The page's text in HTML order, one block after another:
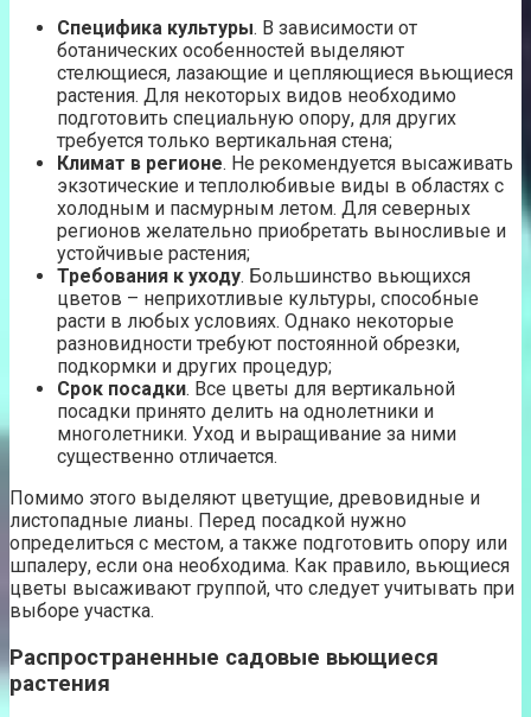
Специфика культуры. В зависимости от
ботанических особенностей выделяют
стелющиеся, лазающие и цепляющиеся вьющиеся
растения. Для некоторых видов необходимо
подготовить специальную опору, для других
требуется только вертикальная стена;
Климат в регионе. Не рекомендуется высаживать
экзотические и теплолюбивые виды в областях с
холодным и пасмурным летом. Для северных
регионов желательно приобретать выносливые и
устойчивые растения;
Требования к уходу. Большинство вьющихся
цветов – неприхотливые культуры, способные
расти в любых условиях. Однако некоторые
разновидности требуют постоянной обрезки,
подкормки и других процедур;
Срок посадки. Все цветы для вертикальной
посадки принято делить на однолетники и
многолетники. Уход и выращивание за ними
существенно отличается.
Помимо этого выделяют цветущие, древовидные и
листопадные лианы. Перед посадкой нужно
определиться с местом, а также подготовить опору или
шпалеру, если она необходима. Как правило, вьющиеся
цветы высаживают группой, что следует учитывать при
выборе участка.
Распространенные садовые вьющиеся
растения